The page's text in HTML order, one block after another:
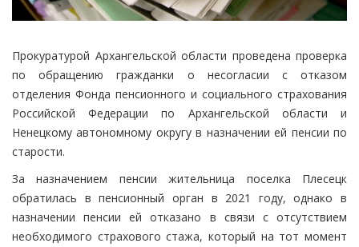
Прокуратурой Архангельской области проведена проверка
по обращению гражданки о несогласии с отказом
отделения Фонда пенсионного и социального страхования
Российской Федерации по Архангельской области и
Ненецкому автономному округу в назначении ей пенсии по
старости.
За назначением пенсии жительница поселка Плесецк
обратилась в пенсионный орган в 2021 году, однако в
назначении пенсии ей отказано в связи с отсутствием
необходимого страхового стажа, который на тот момент